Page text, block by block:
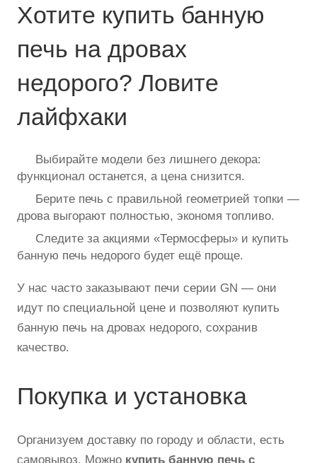
Хотите купить банную
печь на дровах
недорого? Ловите
лайфхаки
Выбирайте модели без лишнего декора:
функционал останется, а цена снизится.
Берите печь с правильной геометрией топки —
дрова выгорают полностью, экономя топливо.
Следите за акциями «Термосферы» и купить
банную печь недорого будет ещё проще.
У нас часто заказывают печи серии GN — они
идут по специальной цене и позволяют купить
банную печь на дровах недорого, сохранив
качество.
Покупка и установка
Организуем доставку по городу и области, есть
самовывоз. Можно купить банную печь с